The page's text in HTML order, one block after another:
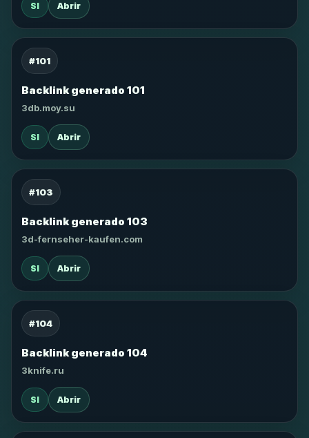
SI Abrir
#101
Backlink generado 101
3db.moy.su
SI Abrir
#103
Backlink generado 103
3d-fernseher-kaufen.com
SI Abrir
#104
Backlink generado 104
3knife.ru
SI Abrir